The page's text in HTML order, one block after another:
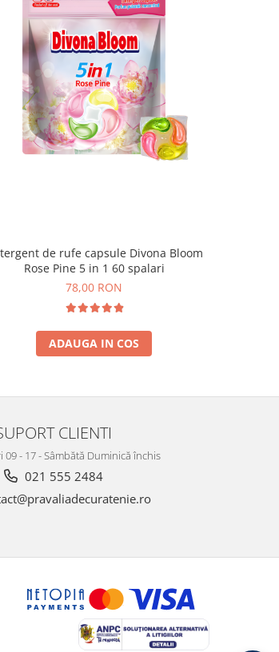
de rufe capsule Divona Bloom
Rose Pine 5 in 1 60 spalari
78,00 RON
ADAUGA IN COS
CLIENTI
09 - 17 - Sâmbătă Duminică închis
021 555 2484